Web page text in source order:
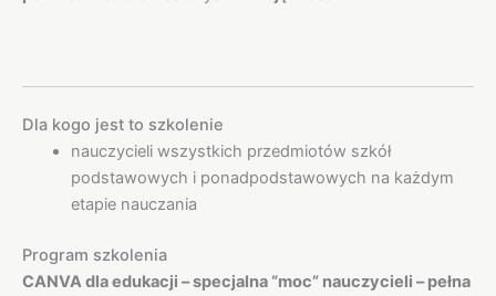
Dla kogo jest to szkolenie
nauczycieli wszystkich przedmiotów szkół
podstawowych i ponadpodstawowych na każdym
etapie nauczania
Program szkolenia
CANVA dla edukacji – specjalna “moc” nauczycieli – pełna